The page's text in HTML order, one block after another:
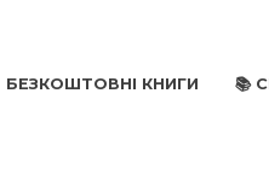
БЕЗКОШТОВНІ КНИГИ 📚